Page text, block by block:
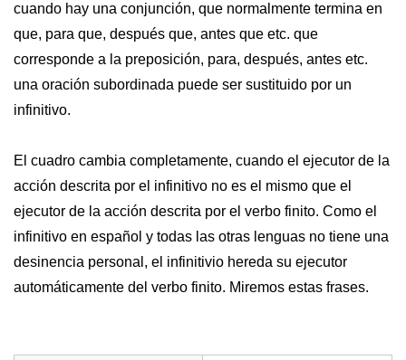
cuando hay una conjunción, que normalmente termina en
que, para que, después que, antes que etc. que
corresponde a la preposición, para, después, antes etc.
una oración subordinada puede ser sustituido por un
infinitivo.
El cuadro cambia completamente, cuando el ejecutor de la
acción descrita por el infinitivo no es el mismo que el
ejecutor de la acción descrita por el verbo finito. Como el
infinitivo en español y todas las otras lenguas no tiene una
desinencia personal, el infinitivio hereda su ejecutor
automáticamente del verbo finito. Miremos estas frases.